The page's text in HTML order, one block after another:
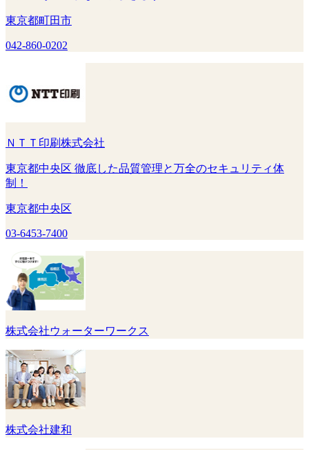
東京都町田市
042-860-0202
ＮＴＴ印刷株式会社
東京都中央区 徹底した品質管理と万全のセキュリティ体
制！
東京都中央区
03-6453-7400
株式会社ウォーターワークス
株式会社建和